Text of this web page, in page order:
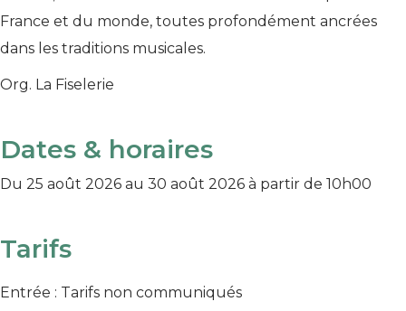
France et du monde, toutes profondément ancrées
dans les traditions musicales.
Org. La Fiselerie
Dates & horaires
Du 25 août 2026 au 30 août 2026 à partir de 10h00
Tarifs
Entrée : Tarifs non communiqués